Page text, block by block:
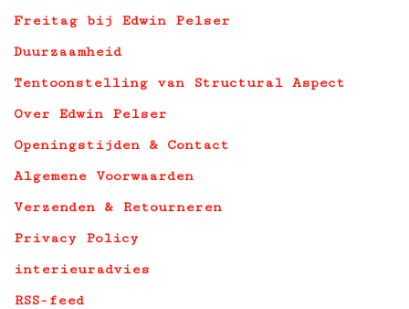
Freitag bij Edwin Pelser
Duurzaamheid
Tentoonstelling van Structural Aspect
Over Edwin Pelser
Openingstijden & Contact
Algemene Voorwaarden
Verzenden & Retourneren
Privacy Policy
interieuradvies
RSS-feed